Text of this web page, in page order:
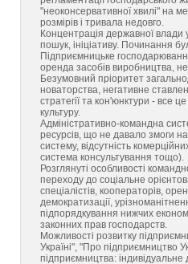
"неоконсервативної хвилі" на
розмірів і тривала недовго.
Концентрація державної влади
пошук, ініціативу. Починання
Підприємницьке
оренда засобів виробництва,
Безумовний пріоритет
новаторства, негативне
стратегії та кон'юнктури - все
культуру.
Адміністративно-командна
ресурсів, що не давало змоги
систему, відсутність
система консультування тощо).
Розглянуті особливості
переходу до соціальне
спеціалістів, кооператорів,
демократизації,
підпорядкування нижчих
законних прав господарств.
Можливості розвитку
Україні", "Про підприємництво
підприємництва: